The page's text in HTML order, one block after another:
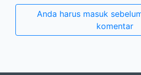
Anda harus masuk
komentar